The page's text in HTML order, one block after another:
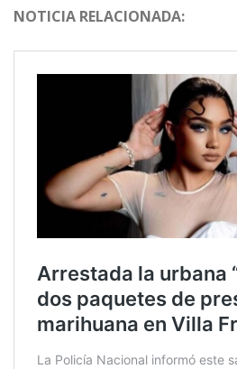
NOTICIA RELACIONADA: